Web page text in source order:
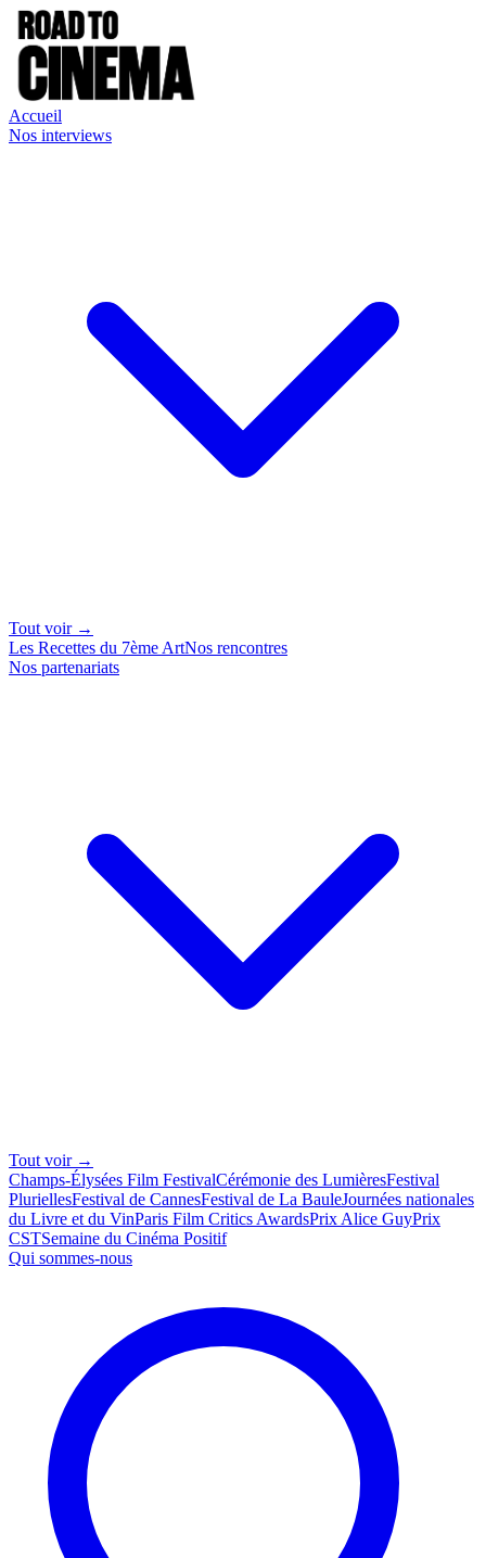
Accueil
Nos interviews
Tout voir →
Les Recettes du 7ème ArtNos rencontres
Nos partenariats
Tout voir →
Champs-Élysées Film FestivalCérémonie des LumièresFestival
PluriellesFestival de CannesFestival de La BauleJournées nationales
du Livre et du VinParis Film Critics AwardsPrix Alice GuyPrix
CSTSemaine du Cinéma Positif
Qui sommes-nous